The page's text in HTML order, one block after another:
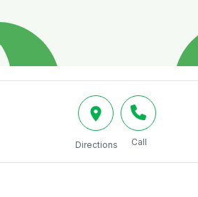
Directions Call